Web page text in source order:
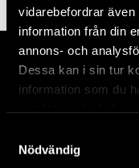
vidarebefordrar
information från din
annons- och
Dessa kan i sin tur
information som du
Nödvändig
Luna Lopez